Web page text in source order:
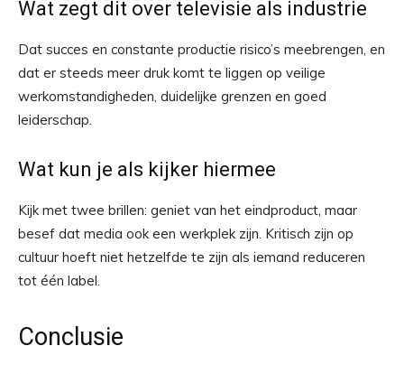
Wat zegt dit over televisie als industrie
Dat succes en constante productie risico’s meebrengen, en
dat er steeds meer druk komt te liggen op veilige
werkomstandigheden, duidelijke grenzen en goed
leiderschap.
Wat kun je als kijker hiermee
Kijk met twee brillen: geniet van het eindproduct, maar
besef dat media ook een werkplek zijn. Kritisch zijn op
cultuur hoeft niet hetzelfde te zijn als iemand reduceren
tot één label.
Conclusie